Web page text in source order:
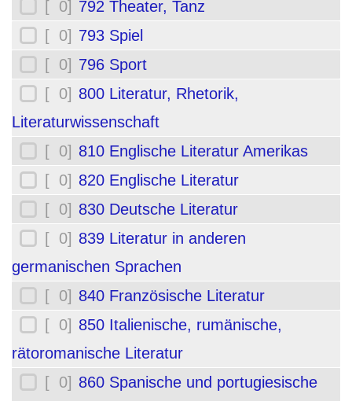
[ 0] 792 Theater, Tanz
[ 0] 793 Spiel
[ 0] 796 Sport
[ 0] 800 Literatur, Rhetorik,
Literaturwissenschaft
[ 0] 810 Englische Literatur Amerikas
[ 0] 820 Englische Literatur
[ 0] 830 Deutsche Literatur
[ 0] 839 Literatur in anderen
germanischen Sprachen
[ 0] 840 Französische Literatur
[ 0] 850 Italienische, rumänische,
rätoromanische Literatur
[ 0] 860 Spanische und portugiesische